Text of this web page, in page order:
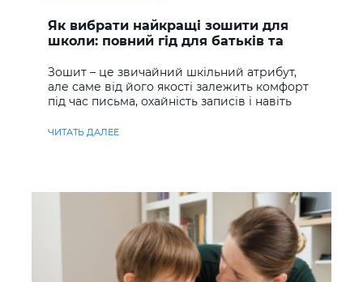
Як вибрати найкращі зошити для
школи: повний гід для батьків та
Зошит – це звичайний шкільний атрибут,
але саме від його якості залежить комфорт
під час письма, охайність записів і навіть
ЧИТАТЬ ДАЛЕЕ